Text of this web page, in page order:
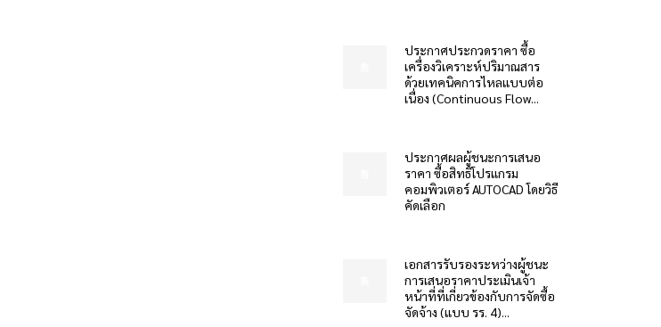
ประกาศประกวดราคา ซื้อ
เครื่องวิเคราะห์ปริมาณสาร
ด้วยเทคนิคการไหลแบบต่อ
เนื่อง (Continuous Flow...
ประกาศผลผู้ชนะการเสนอ
ราคา ซื้อสิทธิโปรแกรม
คอมพิวเตอร์ AUTOCAD โดยวิธี
คัดเลือก
เอกสารรับรองระหว่างผู้ชนะ
การเสนอราคาประเมินเจ้า
หน้าที่ที่เกี่ยวข้องกับการจัดซื้อ
จัดจ้าง (แบบ รร. 4)...